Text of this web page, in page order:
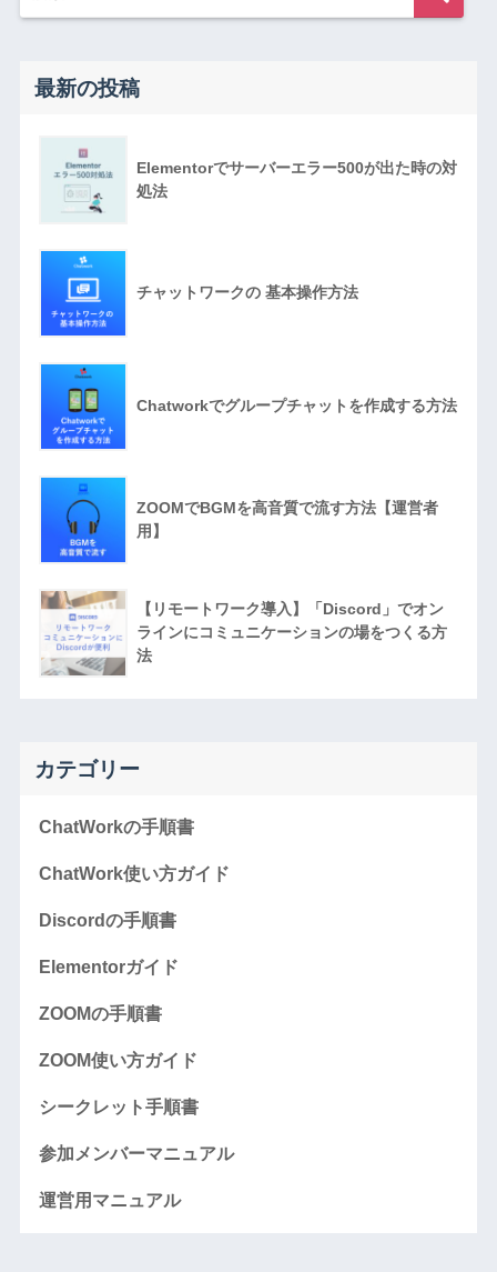
最新の投稿
Elementorでサーバーエラー500が出た時の対
処法
チャットワークの 基本操作方法
Chatworkでグループチャットを作成する方法
ZOOMでBGMを高音質で流す方法【運営者
用】
【リモートワーク導入】「Discord」でオン
ラインにコミュニケーションの場をつくる方
法
カテゴリー
ChatWorkの手順書
ChatWork使い方ガイド
Discordの手順書
Elementorガイド
ZOOMの手順書
ZOOM使い方ガイド
シークレット手順書
参加メンバーマニュアル
運営用マニュアル